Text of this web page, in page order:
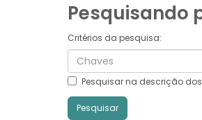
Pesquisando
Critérios da pesquisa:
Pesquisar na descrição